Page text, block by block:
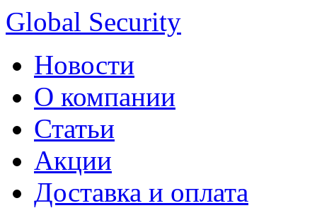
Global Security
Новости
О компании
Статьи
Акции
Доставка и оплата